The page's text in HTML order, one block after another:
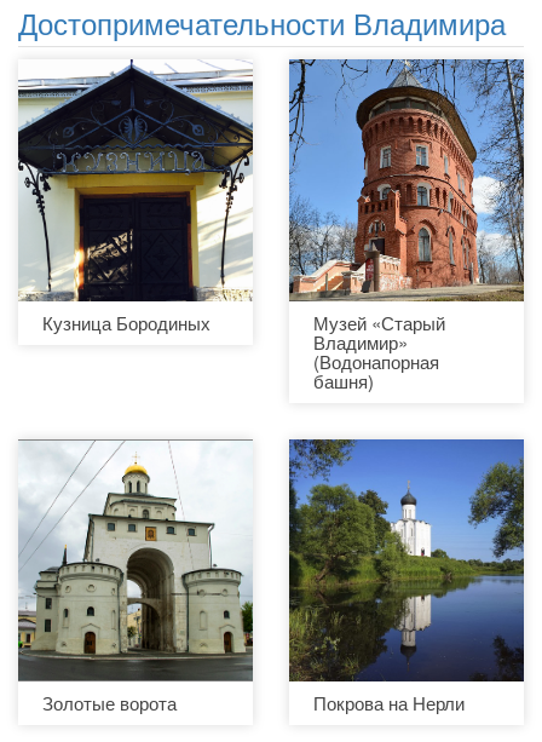
Достопримечательности Владимира
Кузница Бородиных Музей «Старый
Владимир»
(Водонапорная
башня)
Золотые ворота Покрова на Нерли